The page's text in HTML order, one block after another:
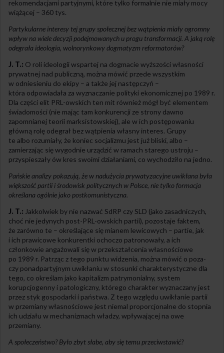
rekomendacjami partyjnymi, które tylko formalnie nie miały mocy
wiążącej – 360 tys.
Partykularne interesy tej grupy społecznej bez wątpienia miały ogromny
wpływ na wiele decyzji podejmowanych u progu transformacji. A jaką rolę
odegrała ideologia, wolnorynkowy dogmatyzm reformatorów?
J. T.: O roli ideologii wspartej na dogmacie wyższości własności
prywatnej nad publiczną, można mówić przede wszystkim
w odniesieniu do ekipy – a także jej następczyń –
która odpowiadała za wyznaczanie polityki ekonomicznej po 1989 r.
Dla części elit PRL-owskich ten mit również mógł być elementem
świadomości (nie mając tam konkurencji ze strony dawno
zapomnianej teorii marksistowskiej), ale w ich postępowaniu
główną rolę odegrał bez wątpienia własny interes. Grupy
te albo rozumiały, że koniec socjalizmu jest już bliski, albo –
zamierzając się wygodnie urządzić w ramach starego ustroju –
przyspieszały ów kres swoimi działaniami, co wychodziło na jedno.
Pańskie analizy pokazują, że w nadużycia prywatyzacyjne uwikłana była
większość partii i środowisk politycznych w Polsce, nie tylko formacja
określana ogólnie jako postkomunistyczna.
J. T.: Jakkolwiek by nie nazwać SdRP czy SLD (jako zasadniczych,
choć nie jedynych post-PRL-owskich partii), pozostaje faktem,
że zarówno te – określające się mianem lewicowych – partie, jak
i ich prawicowe konkurentki ochoczo patronowały, a ich
członkowie angażowali się w przekształcenia własnościowe
po 1989 r. Patrząc z tego punktu widzenia, można mówić o poza-
czy ponadpartyjnym uwikłaniu w stosunki charakterystyczne dla
tego, co określam jako kapitalizm patrymonialny, system
korupcjogenny i patologiczny, którego charakter wyznaczany jest
przez styk gospodarki i państwa. Z tego względu uwikłanie partii
w przemiany własnościowe jest niemal proporcjonalne do stopnia
ich udziału w mechanizmach władzy, wpływającej na owe
przemiany.
A społeczeństwo? Było zbyt słabe, aby się temu przeciwstawić?